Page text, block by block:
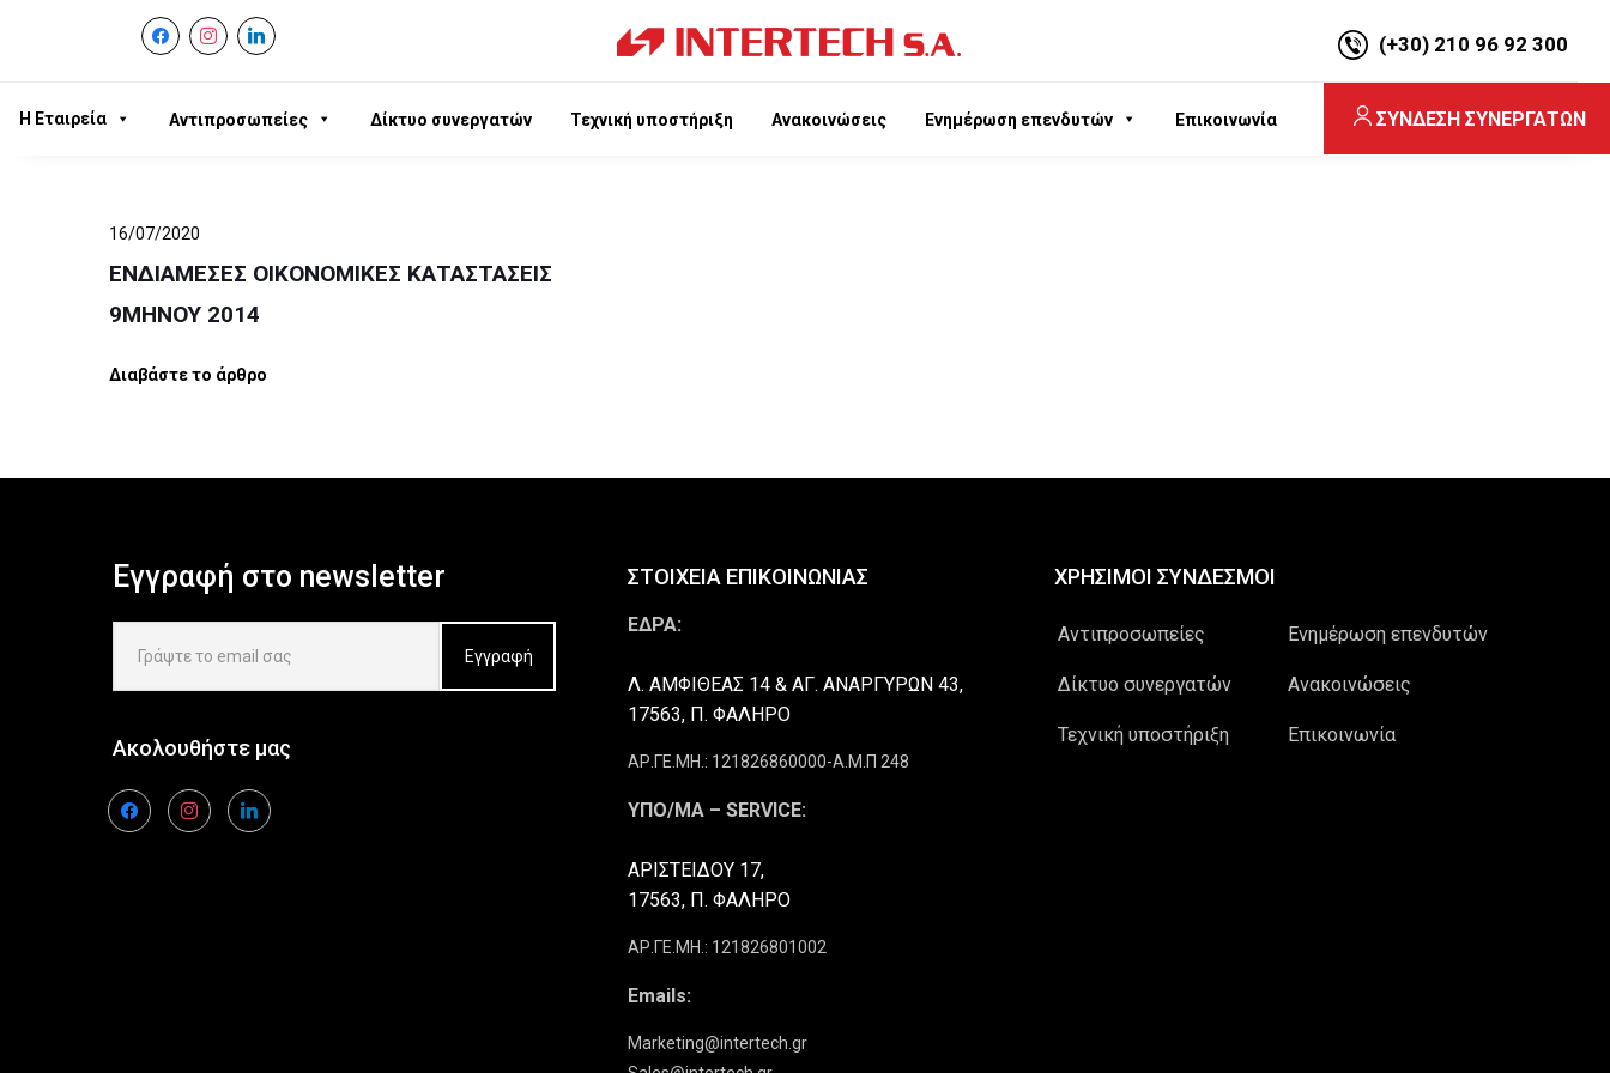
facebookinstagram
linkedin
(+30) 210 96 92 300
Η Εταιρεία Αντιπροσωπείες Δίκτυο συνεργατών Τεχνική υποστήριξη Ανακοινώσεις Ενημέρωση επενδυτών Επικοινωνία ΣΥΝΔΕΣΗ ΣΥΝΕΡΓΑΤΩΝ
16/07/2020
ΕΝΔΙΑΜΕΣΕΣ ΟΙΚΟΝΟΜΙΚΕΣ ΚΑΤΑΣΤΑΣΕΙΣ
9ΜΗΝΟΥ 2014
Διαβάστε το άρθρο
Εγγραφή στο newsletter
Ακολουθήστε μας
facebookinstagramlinkedin
ΣΤΟΙΧΕΙΑ ΕΠΙΚΟΙΝΩΝΙΑΣ
ΕΔΡΑ:
Λ. ΑΜΦΙΘΕΑΣ 14 & ΑΓ. ΑΝΑΡΓΥΡΩΝ 43,
17563, Π. ΦΑΛΗΡΟ
ΑΡ.ΓΕ.ΜΗ.: 121826860000-Α.Μ.Π 248
ΥΠΟ/ΜΑ – SERVICE:
ΑΡΙΣΤΕΙΔΟΥ 17,
17563, Π. ΦΑΛΗΡΟ
ΑΡ.ΓΕ.ΜΗ.: 121826801002
Emails:
Marketing@intertech.gr
ΧΡΗΣΙΜΟΙ ΣΥΝΔΕΣΜΟΙ
Αντιπροσωπείες
Δίκτυο συνεργατών
Τεχνική υποστήριξη
Ενημέρωση επενδυτών
Ανακοινώσεις
Επικοινωνία